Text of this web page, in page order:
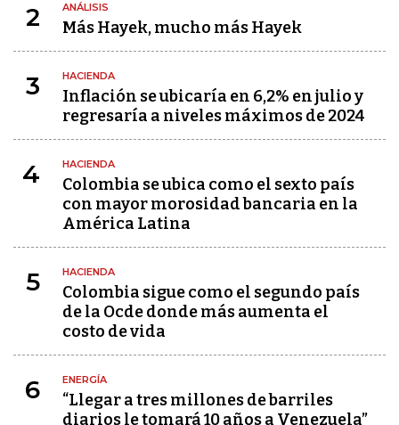
2 ANÁLISIS
Más Hayek, mucho más Hayek
3 HACIENDA
Inflación se ubicaría en 6,2% en julio y
regresaría a niveles máximos de 2024
4 HACIENDA
Colombia se ubica como el sexto país
con mayor morosidad bancaria en la
América Latina
5 HACIENDA
Colombia sigue como el segundo país
de la Ocde donde más aumenta el
costo de vida
6 ENERGÍA
“Llegar a tres millones de barriles
diarios le tomará 10 años a Venezuela”